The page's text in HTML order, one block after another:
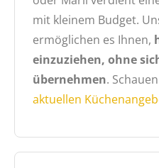
mit kleinem Budget.
ermöglichen es Ihnen,
einzuziehen, ohne
übernehmen.
aktuellen